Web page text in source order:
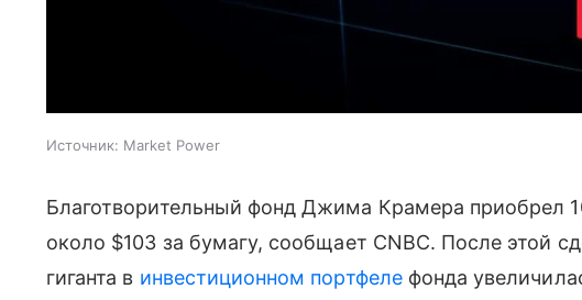
Источник: Market Power
Благотворительный фонд Джима Крамера приобрел
около $103 за бумагу, сообщает CNBC. После этой
гиганта в инвестиционном портфелефонда